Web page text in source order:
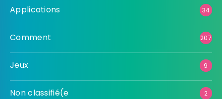
Applications 34
Comment 207
Jeux 9
Non classifié(e 2